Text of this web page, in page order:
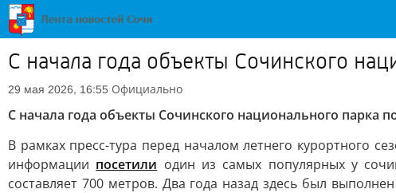
С начала года объекты Сочинского
29 мая 2026, 16:55 Официально
С начала года объекты Сочинского национального парка
В рамках пресс-тура перед началом летнего курортного
информации посетили один из самых популярных у
составляет 700 метров. Два года назад здесь был